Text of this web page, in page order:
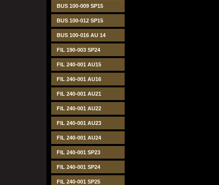
BUS 100-009 SP15
BUS 100-012 SP15
BUS 100-016 AU 14
FIL 190-003 SP24
FIL 240-001 AU15
FIL 240-001 AU16
FIL 240-001 AU21
FIL 240-001 AU22
FIL 240-001 AU23
FIL 240-001 AU24
FIL 240-001 SP23
FIL 240-001 SP24
FIL 240-001 SP25